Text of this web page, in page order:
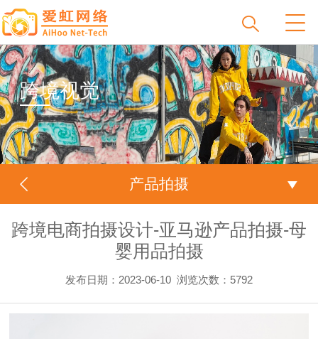
跨境视觉
产品拍摄
跨境电商拍摄设计-亚马逊产品拍摄-母
婴用品拍摄
发布日期：2023-06-10 浏览次数： 5792